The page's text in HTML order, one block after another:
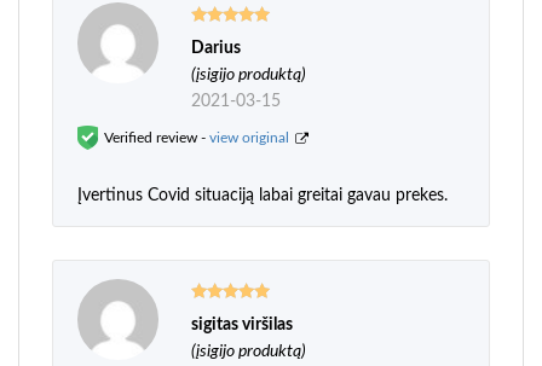
Įvertinimas:
5iš 5
Darius
(įsigijo produktą)
2021-03-15
Verified review - view original
Įvertinus Covid situaciją labai greitai gavau prekes.
Įvertinimas:
5iš 5
sigitas viršilas
(įsigijo produktą)